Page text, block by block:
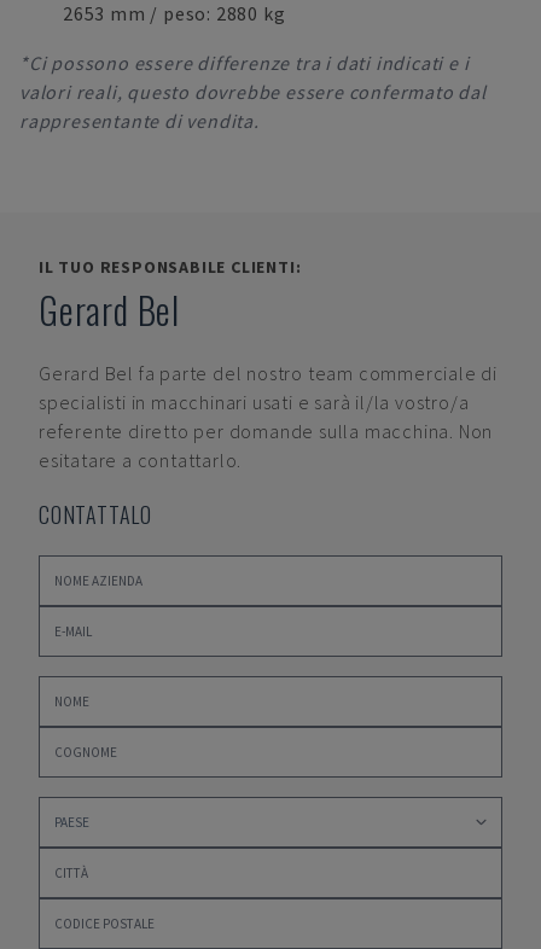
2653 mm / peso: 2880 kg
*Ci possono essere differenze tra i dati indicati e i
valori reali, questo dovrebbe essere confermato dal
rappresentante di vendita.
IL TUO RESPONSABILE CLIENTI:
Gerard Bel
Gerard Bel fa parte del nostro team commerciale di
specialisti in macchinari usati e sarà il/la vostro/a
referente diretto per domande sulla macchina. Non
esitatare a contattarlo.
CONTATTALO